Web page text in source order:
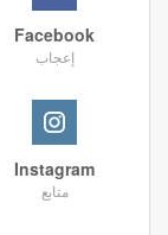
Facebook
إعجاب
Instagram
متابع